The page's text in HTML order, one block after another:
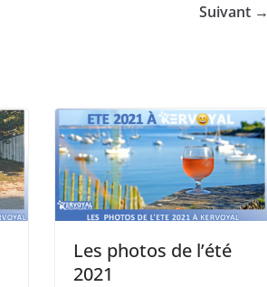
Suivant →
Les photos de l’été
2021